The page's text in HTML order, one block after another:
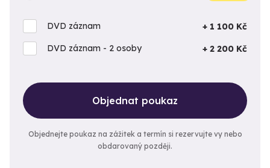
DVD záznam + 1 100 Kč
DVD záznam - 2 osoby + 2 200 Kč
Objednat poukaz
Objednejte poukaz na zážitek a termín si rezervujte vy nebo
obdarovaný později.